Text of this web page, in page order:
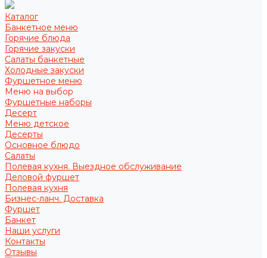
Каталог
Банкетное меню
Горячие блюда
Горячие закуски
Салаты банкетные
Холодные закуски
Фуршетное меню
Меню на выбор
Фуршетные наборы
Десерт
Меню детское
Десерты
Основное блюдо
Салаты
Полевая кухня. Выездное обслуживание
Деловой фуршет
Полевая кухня
Бизнес-ланч. Доставка
Фуршет
Банкет
Наши услуги
Контакты
Отзывы